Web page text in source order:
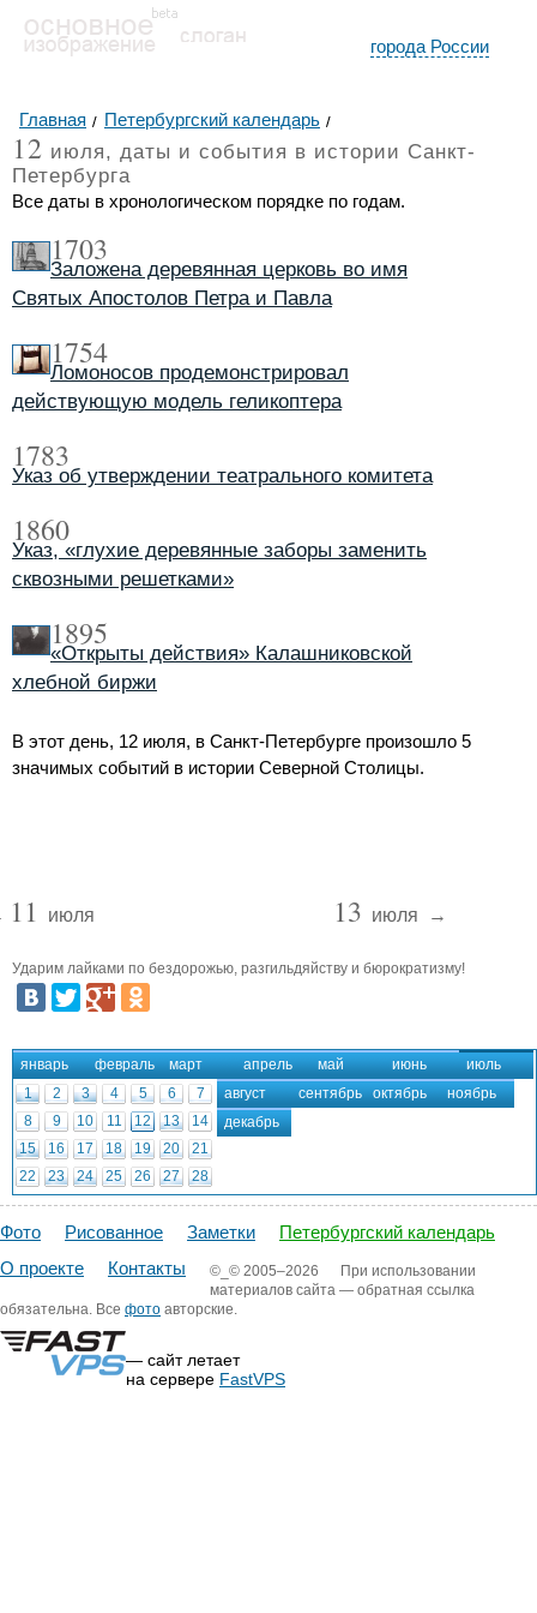
города России
Главная Петербургский календарь
12 июля, даты и события в истории Санкт-
Петербурга
Все даты в хронологическом порядке по годам.
1703
Заложена деревянная церковь во имя
Святых Апостолов Петра и Павла
1754
Ломоносов продемонстрировал
действующую модель геликоптера
1783
Указ об утверждении театрального комитета
1860
Указ, «глухие деревянные заборы заменить
сквозными решетками»
1895
«Открыты действия» Калашниковской
хлебной биржи
В этот день, 12 июля, в Санкт-Петербурге произошло 5
значимых событий в истории Северной Столицы.
11 июля 13 июля →
Ударим лайками по бездорожью, разгильдяйству и бюрократизму!
январь февраль март апрель май июнь
июль
1
2 3 4 5 6
7
8
9 10 11 12 13
14
15
16 17 18 19 20
21
22
23 24 25 26 27
28
29
30 31
август сентябрь октябрь
ноябрь
декабрь
Фото Рисованное Заметки
Петербургский календарь
О проекте
Контакты ©_© 2005–2026
При использовании
материалов сайта — обратная ссылка
обязательна. Все фото авторские.
— сайт летает
на сервере FastVPS